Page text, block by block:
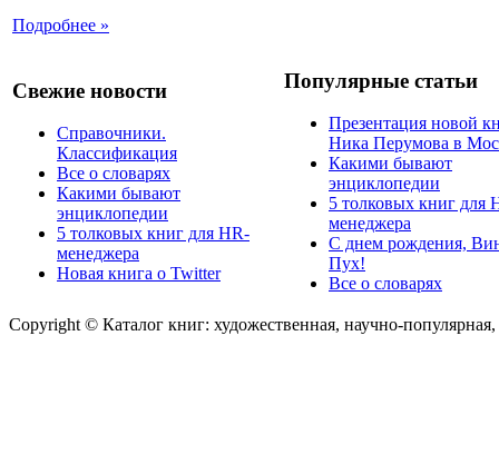
Подробнее »
Свежие новости
Справочники.
Классификация
Все о словарях
Какими бывают
энциклопедии
5 толковых книг для HR-
менеджера
Новая книга о Twitter
Популярные статьи
Презентация новой
Ника Перумова в
Какими бывают
энциклопедии
5 толковых книг для
менеджера
С днем рождения,
Пух!
Все о словарях
Copyright © Каталог книг: художественная, научно-